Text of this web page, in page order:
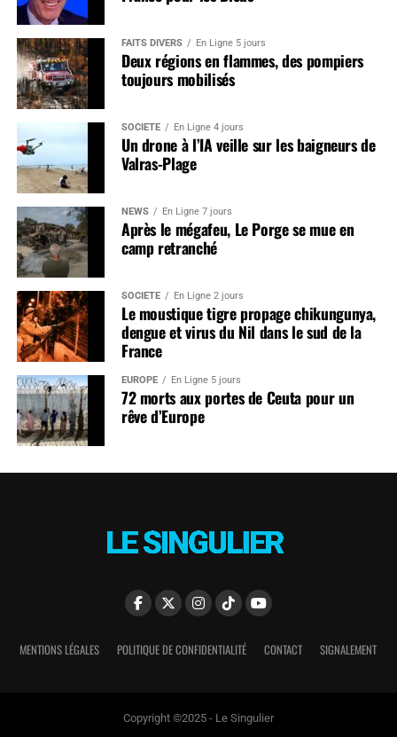
FAITS DIVERS En Ligne 5 jours
Deux régions en flammes, des pompiers
toujours mobilisés
SOCIÉTÉ En Ligne 4 jours
Un drone à l’IA veille sur les baigneurs de
Valras-Plage
NEWS En Ligne 7 jours
Après le mégafeu, Le Porge se mue en
camp retranché
SOCIÉTÉ En Ligne 2 jours
Le moustique tigre propage chikungunya,
dengue et virus du Nil dans le sud de la
France
EUROPE En Ligne 5 jours
72 morts aux portes de Ceuta pour un
rêve d’Europe
MENTIONS LÉGALES POLITIQUE DE CONFIDENTIALITÉ CONTACT SIGNALEMENT
Copyright ©2025 - Le Singulier